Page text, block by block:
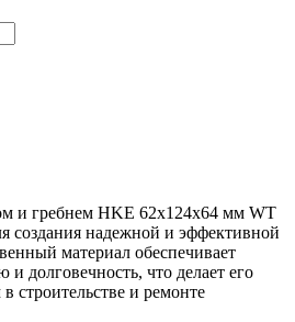
и гребнем HKE 62x124x64 мм WT
создания надежной и эффективной
материал обеспечивает
долговечность, что делает его
строительстве и ремонте